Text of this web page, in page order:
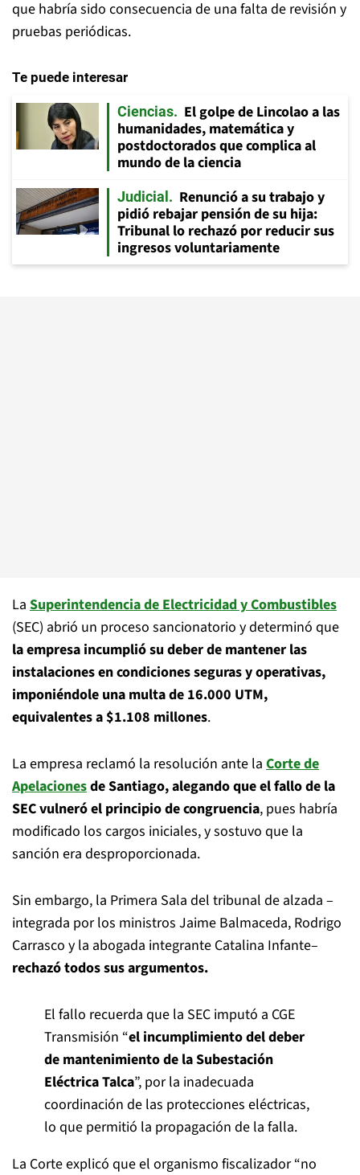
que habría sido consecuencia de una falta de revisión y
pruebas periódicas.
Te puede interesar
Ciencias
El golpe de Lincolao a las
humanidades, matemática y
postdoctorados que complica al
mundo de la ciencia
Judicial
Renunció a su trabajo y
pidió rebajar pensión de su hija:
Tribunal lo rechazó por reducir sus
ingresos voluntariamente
La Superintendencia de Electricidad y Combustibles
(SEC) abrió un proceso sancionatorio y determinó que
la empresa incumplió su deber de mantener las
instalaciones en condiciones seguras y operativas,
imponiéndole una multa de 16.000 UTM,
equivalentes a $1.108 millones.
La empresa reclamó la resolución ante la Corte de
Apelacionesde Santiago, alegando que el fallo de la
SEC vulneró el principio de congruencia, pues habría
modificado los cargos iniciales, y sostuvo que la
sanción era desproporcionada.
Sin embargo, la Primera Sala del tribunal de alzada –
integrada por los ministros Jaime Balmaceda, Rodrigo
Carrasco y la abogada integrante Catalina Infante–
rechazó todos sus argumentos.
El fallo recuerda que la SEC imputó a CGE
Transmisión “el incumplimiento del deber
de mantenimiento de la Subestación
Eléctrica Talca”, por la inadecuada
coordinación de las protecciones eléctricas,
lo que permitió la propagación de la falla.
La Corte explicó que el organismo fiscalizador “no